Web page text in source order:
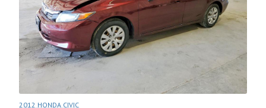
2012 HONDA CIVIC